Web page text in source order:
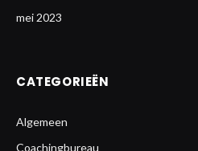
mei 2023
CATEGORIEËN
Algemeen
Coachingbureau